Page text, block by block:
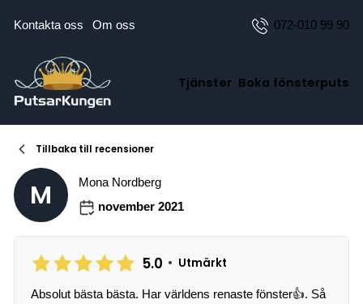
Kontakta oss Om oss 072-010 99 90
Tjänster Boka fönsterputs
Tillbaka till recensioner
M
Mona Nordberg
november 2021
5.0 • Utmärkt
Absolut bästa bästa. Har världens renaste fönster👍. Så